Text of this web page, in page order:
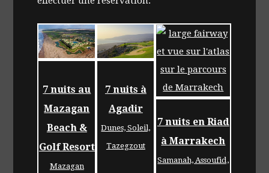
7 nuits au
Mazagan
Beach &
Golf Resort
Mazagan
7 nuits à
Agadir
Dunes, Soleil,
Tazegzout
7 nuits en Riad
à Marrakech
Samanah, Assoufid,